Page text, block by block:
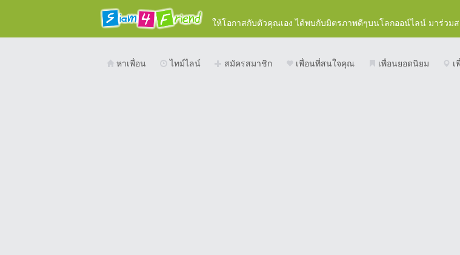
ให้โอกาสกับตัวคุณเอง ได้พบกับมิตรภาพดีๆบนโลกออน์ไลน์ มาร่วมส
หาเพื่อน ไทม์ไลน์ สมัครสมาชิก เพื่อนที่สนใจคุณ เพื่อนยอดนิยม เ